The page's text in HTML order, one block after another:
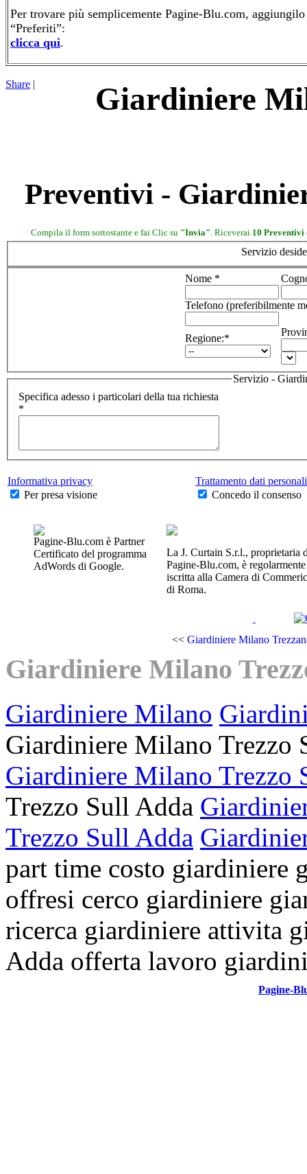
Per trovare più semplicemente Pagine-Blu.com,
“Preferiti”:
clicca qui.
Share | Giardiniere
Preventivi -
Compila il form sottostante e fai Clic su "Invia" . Riceverai 10
Servizio
Nome *
Telefono (preferibilmente
Regione:*
Servizio -
Specifica adesso i particolari della tua richiesta
*
Informativa privacy
Per presa visione
Trattamento dati personali
Concedo il consenso
Pagine-Blu.com è Partner
Certificato del programma
AdWords di Google.
La J. Curtain S.r.l., proprietaria
Pagine-Blu.com, è regolarmente
iscritta alla Camera di
di Roma.
<< Giardiniere Milano
Giardiniere Milano
Giardiniere Milano
Giardiniere Milano Trezzo
Giardiniere Milano Trezzo
Trezzo Sull Adda
Trezzo Sull Adda
part time costo giardiniere
offresi cerco giardiniere
ricerca giardiniere attivita
Adda offerta lavoro
Pagine-